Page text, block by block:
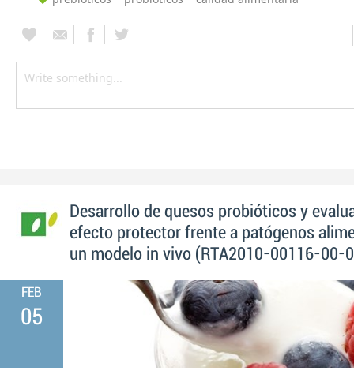
Desarrollo de quesos probióticos y
efecto protector frente a patógenos
un modelo in vivo (RTA2010-00116-00-
FEB
05